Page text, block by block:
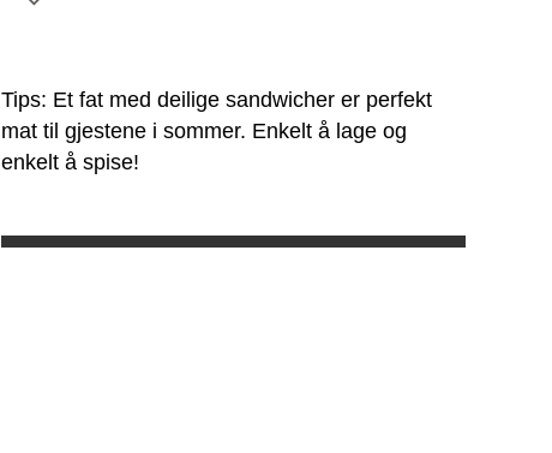
Tips: Et fat med deilige sandwicher er perfekt
mat til gjestene i sommer. Enkelt å lage og
enkelt å spise!